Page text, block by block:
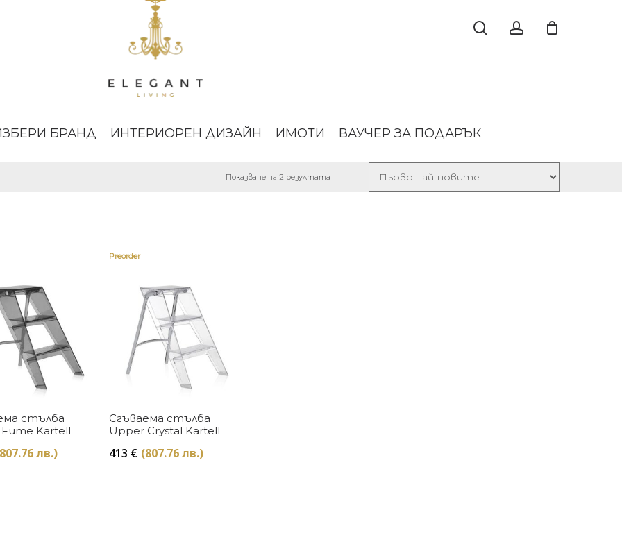
БРАНД ИНТЕРИОРЕН ДИЗАЙН ИМОТИ ВАУЧЕР ЗА ПОДАРЪК
Показване на 2 резултата
Купи
стълба
Kartell
лв.)
Preorder
Купи
Сгъваема стълба
Upper Crystal Kartell
413 € (807.76 лв.)